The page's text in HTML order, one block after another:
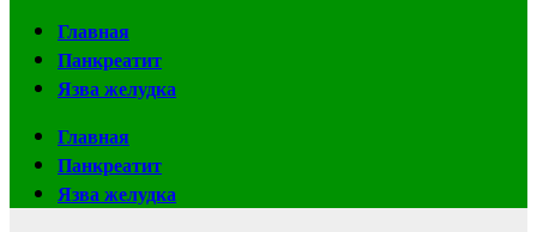
Главная
Панкреатит
Язва желудка
Главная
Панкреатит
Язва желудка